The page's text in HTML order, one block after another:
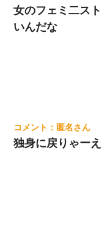
女のフェミ二ス
いんだな
匿名
独身に戻りゃーえ